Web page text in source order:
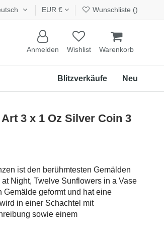
EUR € Wunschliste ()
Anmelden Wishlist Warenkorb
Neu
Blitzverkäufe
3 x 1 Oz Silver Coin 3
ist den berühmtesten Gemälden
Night, Twelve Sunflowers in a Vase
Gemälde geformt und hat eine
in einer Schachtel mit
sowie einem